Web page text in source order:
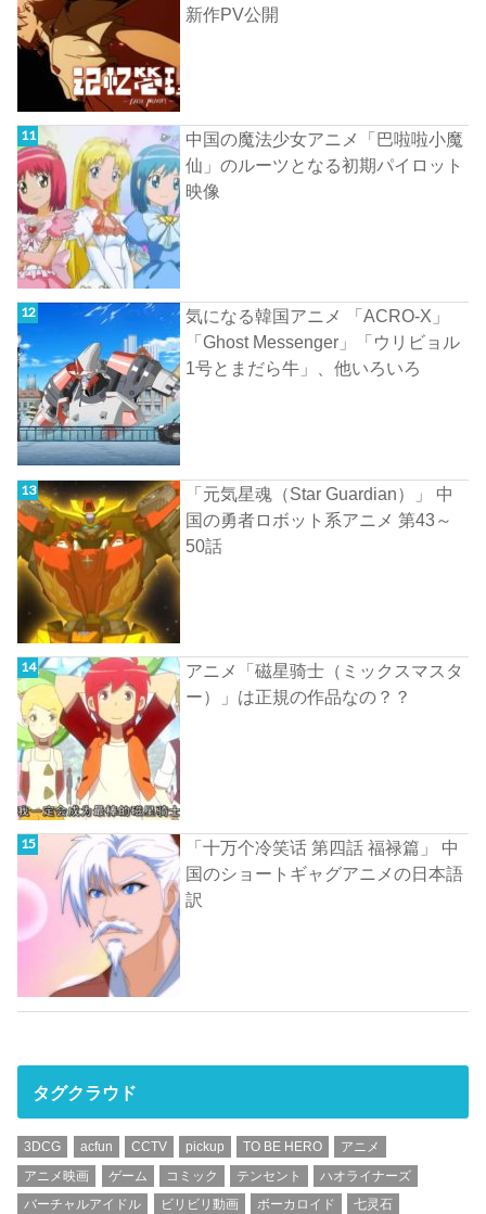
新作PV公開
中国の魔法少女アニメ「巴啦啦小魔
仙」のルーツとなる初期パイロット
映像
気になる韓国アニメ 「ACRO-X」
「Ghost Messenger」「ウリビョル
1号とまだら牛」、他いろいろ
「元気星魂（Star Guardian）」 中
国の勇者ロボット系アニメ 第43～
50話
アニメ「磁星骑士（ミックスマスタ
ー）」は正規の作品なの？？
「十万个冷笑话 第四話 福禄篇」 中
国のショートギャグアニメの日本語
訳
タグクラウド
3DCG acfun CCTV pickup TO BE HERO
アニメ
アニメ映画
ゲーム コミック テンセント
ハオライナーズ
バーチャルアイドル
ビリビリ動画 ボーカロイド
七灵石